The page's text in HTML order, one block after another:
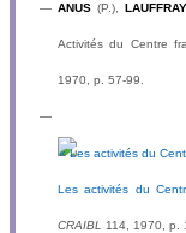
— ANUS(P.), LAUFFRAY
Activités du Centre
1970, p. 57-99.
Les activités du
CRAIBL 114, 1970, p.